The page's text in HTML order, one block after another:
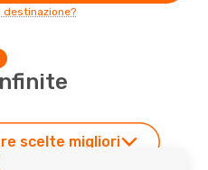
destinazione?
scelte migliori